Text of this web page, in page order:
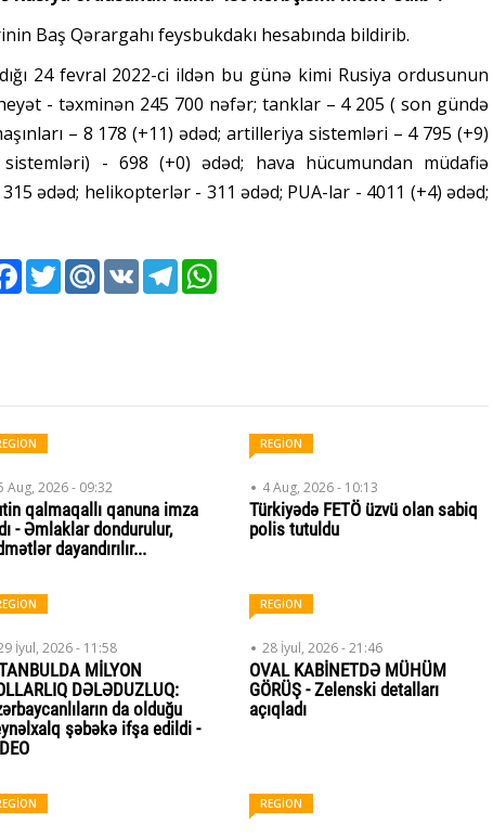
Baş Qərargahı feysbukdakı hesabında bildirib.
24 fevral 2022-ci ildən bu günə kimi Rusiya ordusunun
- təxminən 245 700 nəfər; tanklar – 4 205 ( son gündə
– 8 178 (+11) ədəd; artilleriya sistemləri – 4 795 (+9)
- 698 (+0) ədəd; hava hücumundan müdafiə
ədəd; helikopterlər - 311 ədəd; PUA-lar - 4011 (+4) ədəd;
FacebookTwitterMail.RuVK Telegram
Aug, 2026 - 09:32
qalmaqallı qanuna imza
- Əmlaklar dondurulur,
dayandırılır...
REGİON
4 Aug, 2026 - 10:13
Türkiyədə FETÖ üzvü olan sabiq
polis tutuldu
İyul, 2026 - 11:58
MİLYON
DƏLƏDUZLUQ:
da olduğu
şəbəkə ifşa edildi -
REGİON
28 İyul, 2026 - 21:46
OVAL KABİNETDƏ MÜHÜM
GÖRÜŞ - Zelenski detalları
açıqladı
REGİON